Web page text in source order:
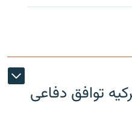
توافق دفاعی